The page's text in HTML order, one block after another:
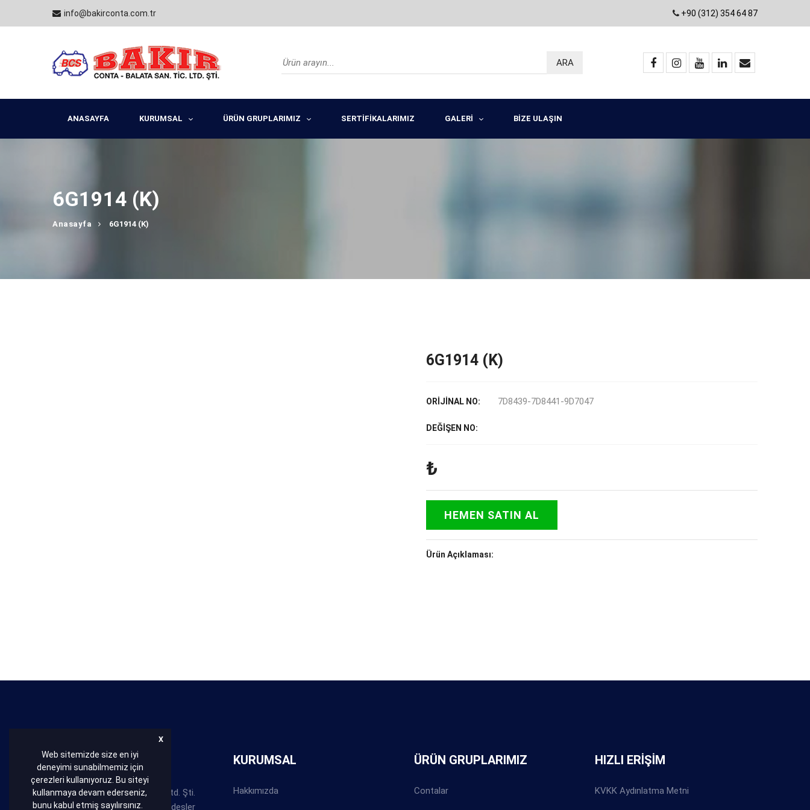
Web sitemizde size en iyi
deneyimi sunabilmemiz için
çerezleri kullanıyoruz. Bu siteyi
kullanmaya devam ederseniz,
bunu kabul etmiş sayılırsınız.
X
info@bakirconta.com.tr +90 (312) 354 64 87
ANASAYFA KURUMSAL ÜRÜN GRUPLARIMIZ SERTİFİKALARIMIZ GALERİ BİZE ULAŞIN
6G1914 (K)
Anasayfa 6G1914 (K)
6G1914 (K)
ORİJİNAL NO: 7D8439-7D8441-9D7047
DEĞİŞEN NO:
₺
HEMEN SATIN AL
Ürün Açıklaması:
HAKKIMIZDA
Bakır Conta Balata San. Tic. Ltd. Şti.
Abdullah ve Behzat ABACI kardeşler
KURUMSAL
Hakkımızda
ÜRÜN GRUPLARIMIZ
Contalar
HIZLI ERİŞİM
KVKK Aydınlatma Metni